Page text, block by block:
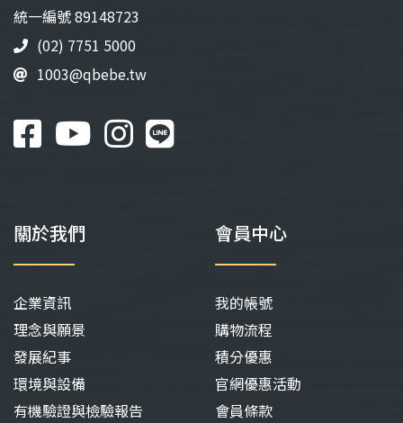
統⼀編號 89148723
(02) 7751 5000
1003@qbebe.tw
關於我們
企業資訊
理念與願景
發展紀事
環境與設備
有機驗證與檢驗報告
會員中心
我的帳號
購物流程
積分優惠
官網優惠活動
會員條款